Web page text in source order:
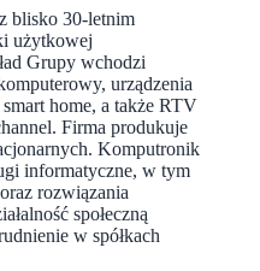
blisko 30-letnim
użytkowej
Grupy wchodzi
urządzenia
home, a także RTV
Firma produkuje
Komputronik
informatyczne, w tym
rozwiązania
społeczną
w spółkach